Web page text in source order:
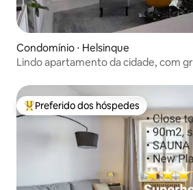
Condomínio ⋅ Helsinque
Lindo apartamento da cidade, com
Entre os melhores preferidos dos
Preferido dos hóspedes